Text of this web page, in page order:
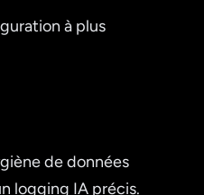
à plus
de données
logging IA précis.